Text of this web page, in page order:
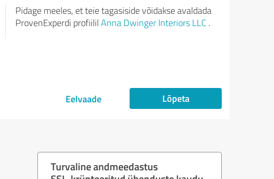
Pidage meeles, et teie tagasiside võidakse avaldada
ProvenExperdi profiilil Anna Dwinger Interiors LLC .
Eelvaade Lõpeta
Turvaline andmeedastus